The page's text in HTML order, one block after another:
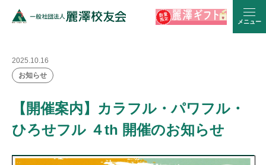
メニュー
2025.10.16
お知らせ
【開催案内】カラフル・パワフル・
ひろせフル ４th 開催のお知らせ